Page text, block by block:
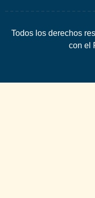
Todos los derechos
con el